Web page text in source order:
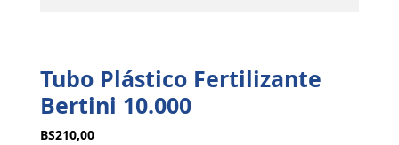
Tubo Plástico Fertilizante
Bertini 10.000
BS210,00